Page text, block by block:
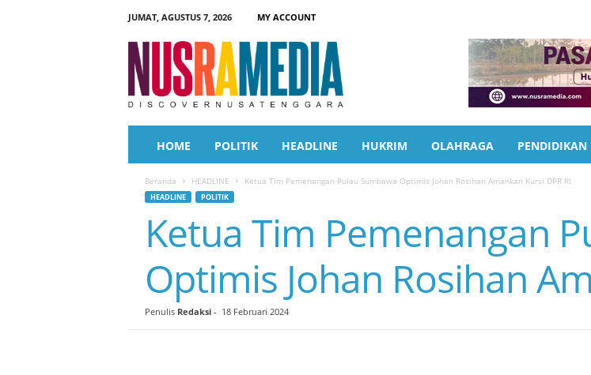
JUMAT, AGUSTUS 7, 2026
MY ACCOUNT
a
HOME POLITIK HEADLINE HUKRIM OLAHRAGA PENDIDIKAN
Beranda HEADLINE Ketua Tim Pemenangan Pulau Sumbawa Optimis Johan Rosihan Amankan Kursi DPR RI
HEADLINE POLITIK
Ketua Tim Pemenangan
Optimis Johan Rosihan
Penulis Redaksi- 18 Februari 2024